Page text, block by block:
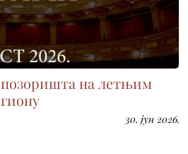
на летњим
30. јун 2026.